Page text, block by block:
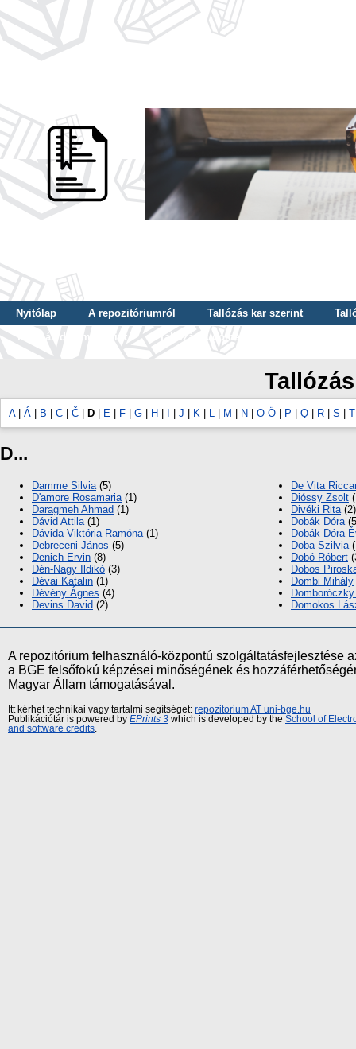
Nyitólap A repozitóriumról Tallózás kar szerint
Tallózás dátum szerint
Tallózás tudományterület szerint
A| Á B C Č D E F G H J K L M N O-Ö P Q R S T
D...
Damme Silvia(5)
D'amore Rosamaria(1)
Daragmeh Ahmad (1)
Dávid Attila(1)
Dávida Viktória Ramóna(1)
Debreceni János (5)
Denich Ervin (8)
Dén-Nagy Ildikó (3)
Dévai Katalin (1)
Dévény Ágnes (4)
Devins David (2)
De Vita
Dióssy Zsolt
Divéki Rita(2)
Dobák Dóra
Dobák Dóra
Doba Szilvia
Dobó Róbert
Dobos
Dombi Mihály
Domokos
A repozitórium felhasználó-központú szolgáltatásfejlesztése
a BGE felsőfokú képzései minőségének és
Magyar Állam támogatásával.
Itt kérhet technikai vagy tartalmi segítséget: repozitorium AT uni-bge.hu
Publikációtár is powered by EPrints 3 which is developed by the School of
and software credits